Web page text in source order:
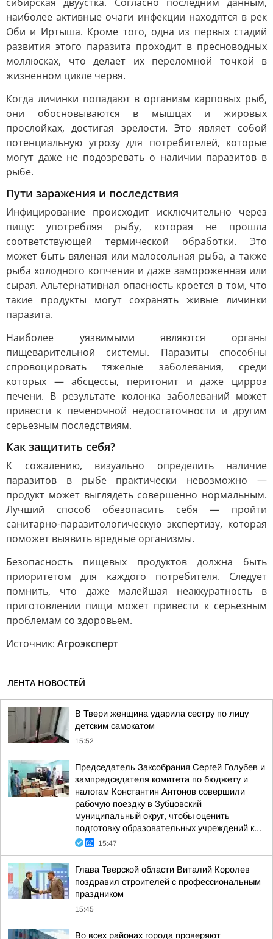
наиболее активные очаги инфекции находятся в рек
Оби и Иртыша. Кроме того, одна из первых стадий
развития этого паразита проходит в пресноводных
моллюсках, что делает их переломной точкой в
жизненном цикле червя.
Когда личинки попадают в организм карповых рыб,
они обосновываются в мышцах и жировых
прослойках, достигая зрелости. Это являет собой
потенциальную угрозу для потребителей, которые
могут даже не подозревать о наличии паразитов в
рыбе.
Пути заражения и последствия
Инфицирование происходит исключительно через
пищу: употребляя рыбу, которая не прошла
соответствующей термической обработки. Это
может быть вяленая или малосольная рыба, а также
рыба холодного копчения и даже замороженная или
сырая. Альтернативная опасность кроется в том, что
такие продукты могут сохранять живые личинки
паразита.
Наиболее уязвимыми являются органы
пищеварительной системы. Паразиты способны
спровоцировать тяжелые заболевания, среди
которых — абсцессы, перитонит и даже цирроз
печени. В результате колонка заболеваний может
привести к печеночной недостаточности и другим
серьезным последствиям.
Как защитить себя?
К сожалению, визуально определить наличие
паразитов в рыбе практически невозможно —
продукт может выглядеть совершенно нормальным.
Лучший способ обезопасить себя — пройти
санитарно-паразитологическую экспертизу, которая
поможет выявить вредные организмы.
Безопасность пищевых продуктов должна быть
приоритетом для каждого потребителя. Следует
помнить, что даже малейшая неаккуратность в
приготовлении пищи может привести к серьезным
проблемам со здоровьем.
Источник: Агроэксперт
ЛЕНТА НОВОСТЕЙ
В Твери женщина ударила сестру по лицу
детским самокатом
15:52
Председатель Заксобрания Сергей Голубев и
зампредседателя комитета по бюджету и
налогам Константин Антонов совершили
рабочую поездку в Зубцовский
муниципальный округ, чтобы оценить
подготовку образовательных учреждений к...
15:47
Глава Тверской области Виталий Королев
поздравил строителей с профессиональным
праздником
15:45
Во всех районах города проверяют